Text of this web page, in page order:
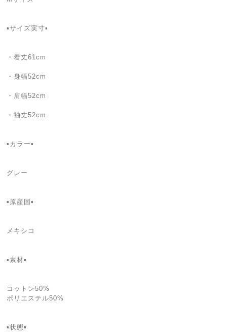
▪️サイズ実寸▪️
・着丈61cm
・身幅52cm
・肩幅52cm
・袖丈52cm
▪️カラー▪️
グレー
▪️原産国▪
メキシコ
▪️素材▪️
コットン50%
ポリエステル50%
▪️状態▪️